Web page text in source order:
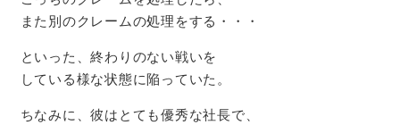
また別のクレームの処理をする・・・
といった、終わりのない戦いを
している様な状態に陥っていた。
ちなみに、彼はとても優秀な社長で、